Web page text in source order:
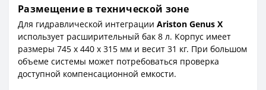
Размещение в технической зоне
Для гидравлической интеграции Ariston Genus X
использует расширительный бак 8 л. Корпус имеет
размеры 745 x 440 x 315 мм и весит 31 кг. При большом
объеме системы может потребоваться проверка
доступной компенсационной емкости.